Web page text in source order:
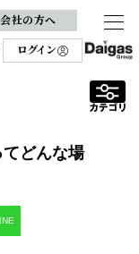
社の方へ
ログイン
どんな場